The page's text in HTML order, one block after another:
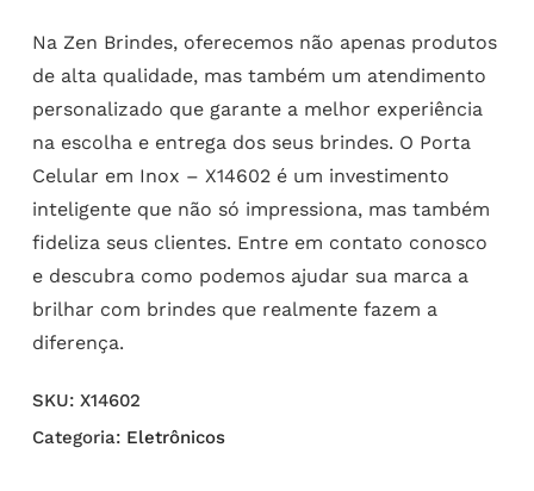
Na Zen Brindes, oferecemos não apenas produtos
de alta qualidade, mas também um atendimento
personalizado que garante a melhor experiência
na escolha e entrega dos seus brindes. O Porta
Celular em Inox – X14602 é um investimento
inteligente que não só impressiona, mas também
fideliza seus clientes. Entre em contato conosco
e descubra como podemos ajudar sua marca a
brilhar com brindes que realmente fazem a
diferença.
SKU: X14602
Categoria: Eletrônicos